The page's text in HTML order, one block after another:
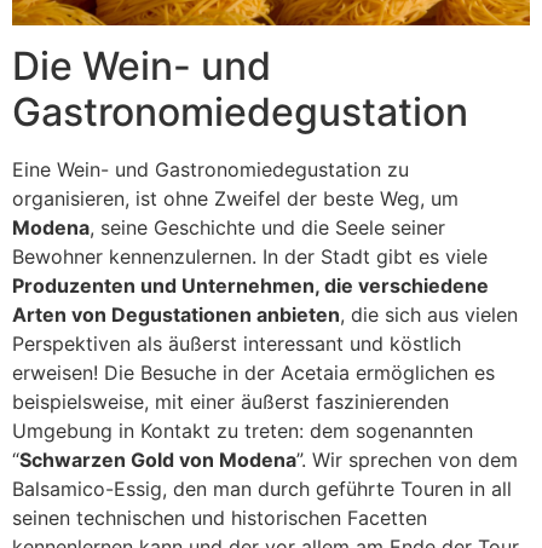
Die Wein- und
Gastronomiedegustation
Eine Wein- und Gastronomiedegustation zu
organisieren, ist ohne Zweifel der beste Weg, um
Modena, seine Geschichte und die Seele seiner
Bewohner kennenzulernen. In der Stadt gibt es viele
Produzenten und Unternehmen, die verschiedene
Arten von Degustationen anbieten, die sich aus vielen
Perspektiven als äußerst interessant und köstlich
erweisen! Die Besuche in der Acetaia ermöglichen es
beispielsweise, mit einer äußerst faszinierenden
Umgebung in Kontakt zu treten: dem sogenannten
“Schwarzen Gold von Modena”. Wir sprechen von dem
Balsamico-Essig, den man durch geführte Touren in all
seinen technischen und historischen Facetten